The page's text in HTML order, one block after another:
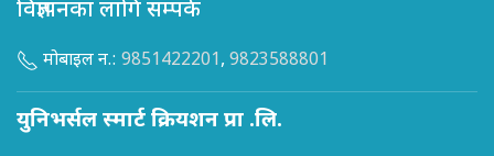
विज्ञापनका लागि सम्पर्क
मोबाइल न.: 9851422201, 9823588801
युनिभर्सल स्मार्ट क्रियशन प्रा .लि.